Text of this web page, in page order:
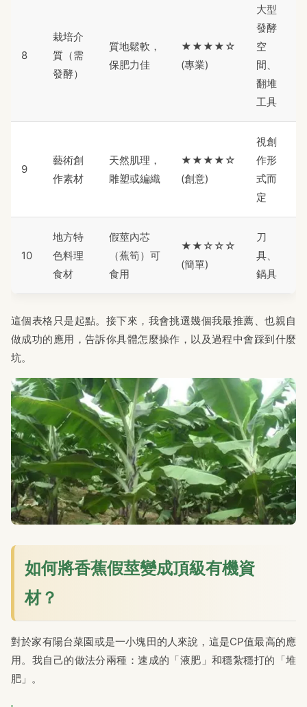
8
栽培介
質（需
發酵）
質地鬆軟，
保肥力佳
★★★★☆
(專業)
大型
發酵
空
間、
翻堆
工具
9
藝術創
作素材
天然肌理，
雕塑或編織
★★★★☆
(創意)
視創
作形
式而
定
10
地方特
色料理
食材
假莖內芯
（蕉筍）可
食用
★★☆☆☆
(簡單)
刀
具、
鍋具
這個表格只是起點。接下來，我會挑選幾個我最推薦、也親自
做成功的應用，告訴你具體怎麼操作，以及過程中會踩到什麼
坑。
如何將香蕉假莖變成頂級有機資
材？
對於家有陽台菜園或是一小塊田的人來說，這是CP值最高的應
用。我自己的做法分兩種：速成的「液肥」和穩紮穩打的「堆
肥」。